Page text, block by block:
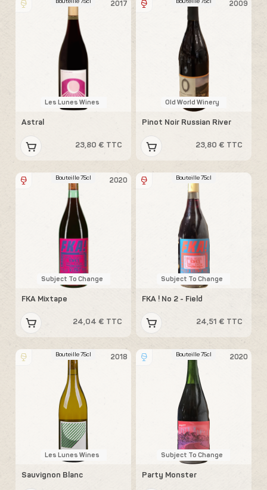
2017
Les Lunes Wines
Astral
23,80 € TTC
2009
Old World Winery
Pinot Noir Russian River
23,80 € TTC
2020
Bouteille 75cl
Subject To Change
FKA Mixtape
24,04 € TTC
Bouteille 75cl
Subject To Change
FKA ! No 2 - Field
24,51 € TTC
2018
Bouteille 75cl
Les Lunes Wines
Sauvignon Blanc
2020
Bouteille 75cl
Subject To Change
Party Monster